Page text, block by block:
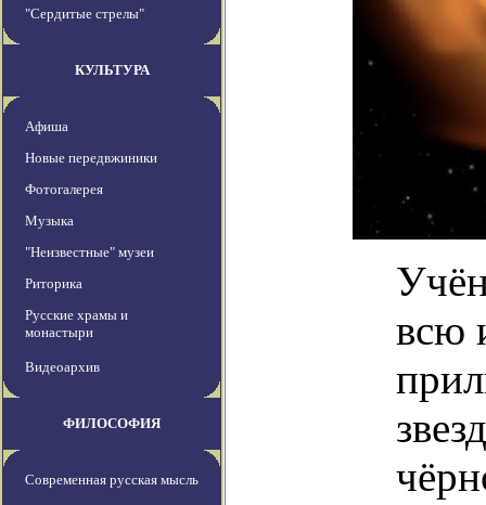
"Сердитые стрелы"
КУЛЬТУРА
Афиша
Новые передвжиники
Фотогалерея
Музыка
"Неизвестные" музеи
Риторика
Русские храмы и
монастыри
Видеоархив
ФИЛОСОФИЯ
Современная русская мысль
всю